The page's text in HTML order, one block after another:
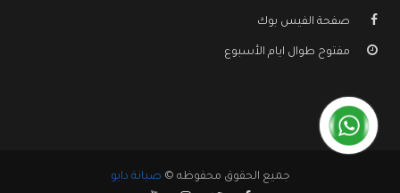
صفحة الفيس بوك
مفتوح طوال ايام الأسبوع
جميع الحقوق محفوظه © صيانة دايو